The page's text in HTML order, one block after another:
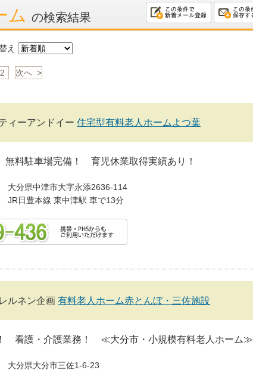
ム の検索結果
え
2 次へ >
ィーアンドイー 住宅型有料老人ホームよつ葉
料駐車場完備！ 育児休業取得実績あり！
大分県中津市大字永添2636-114
JR日豊本線 東中津駅 車で13分
ルネン企画 有料老人ホーム赤とんぼ・三佐施設
看護・介護業務！ ≪大分市・小規模有料老人ホーム≫
大分県大分市三佐1-6-23